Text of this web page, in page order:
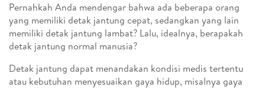
Pernahkah Anda mendengar bahwa ada beberapa orang
yang memiliki detak jantung cepat, sedangkan yang lain
memiliki detak jantung lambat? Lalu, idealnya, berapakah
detak jantung normal manusia?
Detak jantung dapat menandakan kondisi medis tertentu
atau kebutuhan menyesuaikan gaya hidup, misalnya gaya